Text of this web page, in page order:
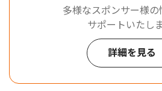
多様なスポンサー様の
サポートいたしま
詳細を見る